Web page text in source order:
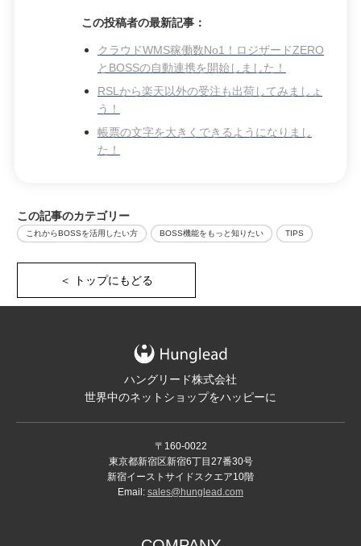
この投稿者の最新記事：
クラウドWMS稼働数No1！ロジザードZERO
とBOSSの自動連携を開始しました！
RSLから楽天以外の受注も出荷してみましょ
う！
帳票の文字を大きくできるようになりまし
た！
この記事のカテゴリー
これからBOSSを活用したい方 BOSS機能をもっと知りたい TIPS
＜ トップにもどる
ハングリード株式会社
世界中のネットショップをハッピーに
〒160-0022
東京都新宿区新宿6丁目27番30号
新宿イーストサイドスクエア10階
Email: sales@hunglead.com